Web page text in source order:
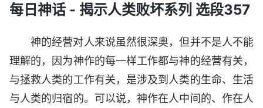
每日神话 - 揭示人类败坏系列 选段357
神的经营对人来说虽然很深奥，但并不是人不能
理解的，因为神作的每一样工作都与神的经营有关，
与拯救人类的工作有关，是涉及到人类的生命、生活
与人类的归宿的。可以说，神作在人中间的、作在人